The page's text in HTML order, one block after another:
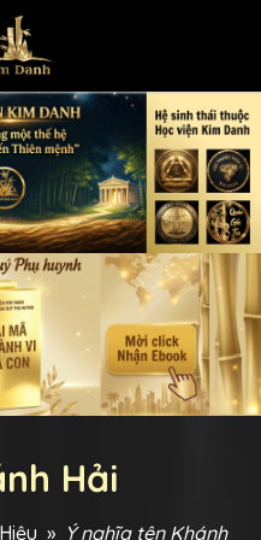
Hải
» Ý nghĩa tên Khánh